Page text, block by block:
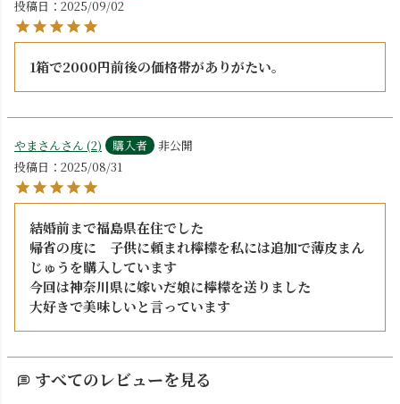
投稿日
2025/09/02
1箱で2000円前後の価格帯がありがたい。
やまさん 2 購入者
非公開
投稿日
2025/08/31
結婚前まで福島県在住でした
帰省の度に　子供に頼まれ檸檬を私には追加で薄皮まん
じゅうを購入しています
今回は神奈川県に嫁いだ娘に檸檬を送りました
大好きで美味しいと言っています
すべてのレビューを見る